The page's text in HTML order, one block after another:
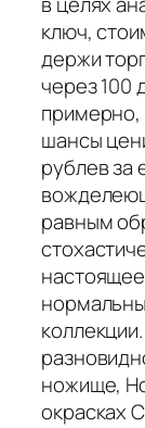
ключ,
держи
через 100
шансы
рублев за
равным
ножище,
окрасках